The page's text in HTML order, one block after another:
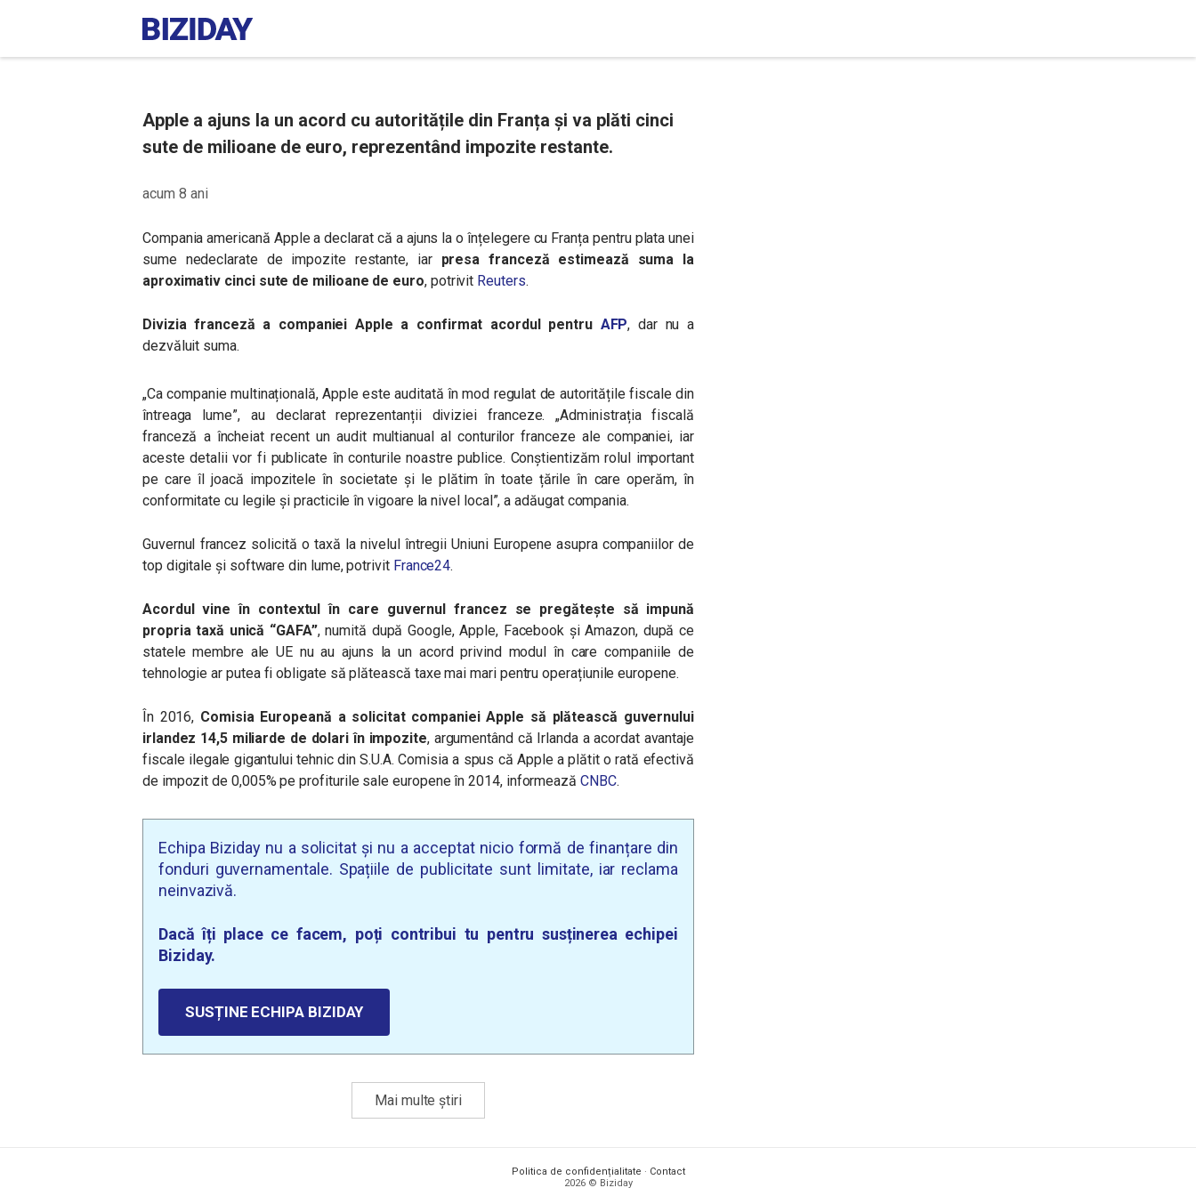
Apple a ajuns la un acord cu autoritățile din Franța și va plăti cinci
sute de milioane de euro, reprezentând impozite restante.
acum 8 ani
Compania americană Apple a declarat că a ajuns la o înțelegere cu Franța pentru plata unei
sume nedeclarate de impozite restante, iar presa franceză estimează suma la
aproximativ cinci sute de milioane de euro, potrivit Reuters.
Divizia franceză a companiei Apple a confirmat acordul pentru AFP, dar nu a
dezvăluit suma.
„Ca companie multinațională, Apple este auditată în mod regulat de autoritățile fiscale din
întreaga lume”, au declarat reprezentanții diviziei franceze.„Administrația fiscală
franceză a încheiat recent un audit multianual al conturilor franceze ale companiei, iar
aceste detalii vor fi publicate în conturile noastre publice. Conștientizăm rolul important
pe care îl joacă impozitele în societate și le plătim în toate țările în care operăm, în
conformitate cu legile și practicile în vigoare la nivel local”, a adăugat compania.
Guvernul francez solicită o taxă la nivelul întregii Uniuni Europene asupra companiilor de
top digitale și software din lume, potrivit France24.
Acordul vine în contextul în care guvernul francez se pregătește să impună
propria taxă unică “GAFA”, numită după Google, Apple, Facebook și Amazon, după ce
statele membre ale UE nu au ajuns la un acord privind modul în care companiile de
tehnologie ar putea fi obligate să plătească taxe mai mari pentru operațiunile europene.
În 2016, Comisia Europeană a solicitat companiei Apple să plătească guvernului
irlandez 14,5 miliarde de dolari în impozite, argumentând că Irlanda a acordat avantaje
fiscale ilegale gigantului tehnic din S.U.A. Comisia a spus că Apple a plătit o rată efectivă
de impozit de 0,005% pe profiturile sale europene în 2014, informează CNBC.
Echipa Biziday nu a solicitat și nu a acceptat nicio formă de finanțare din
fonduri guvernamentale. Spațiile de publicitate sunt limitate, iar reclama
neinvazivă.
Dacă îți place ce facem, poți contribui tu pentru susținerea echipei
Biziday.
SUSȚINE ECHIPA BIZIDAY
Mai multe știri
Politica de confidențialitate · Contact
2026 © Biziday